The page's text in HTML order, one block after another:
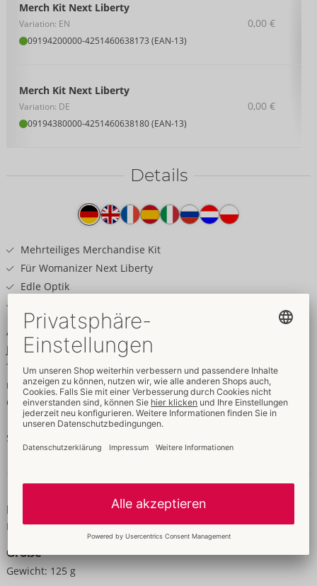
Merch Kit Next Liberty
Variation: EN
09194200000-4251460638173 (EAN-13)
0,00 €
Merch Kit Next Liberty
Variation: DE
09194380000-4251460638180 (EAN-13)
0,00 €
Details
Produkttext
Mehrteiliges Merchandise Kit
Für Womanizer Next Liberty
Edle Optik
Alles dabei für optimale Präsentation!
Jetzt auf den Womanizer Next Liberty mit 3D Pleasure Air
Technologie und Dynamic Dimension Drive aufmerksam
machen. Mehrteiliges Merchandise Kit bestehend aus Tent
Card, Wobbler, A2-Poster und Display Backwall.
Sprache: Deutsch.
Eigenschaften
Für Frauen
Größe
Gewicht: 125 g